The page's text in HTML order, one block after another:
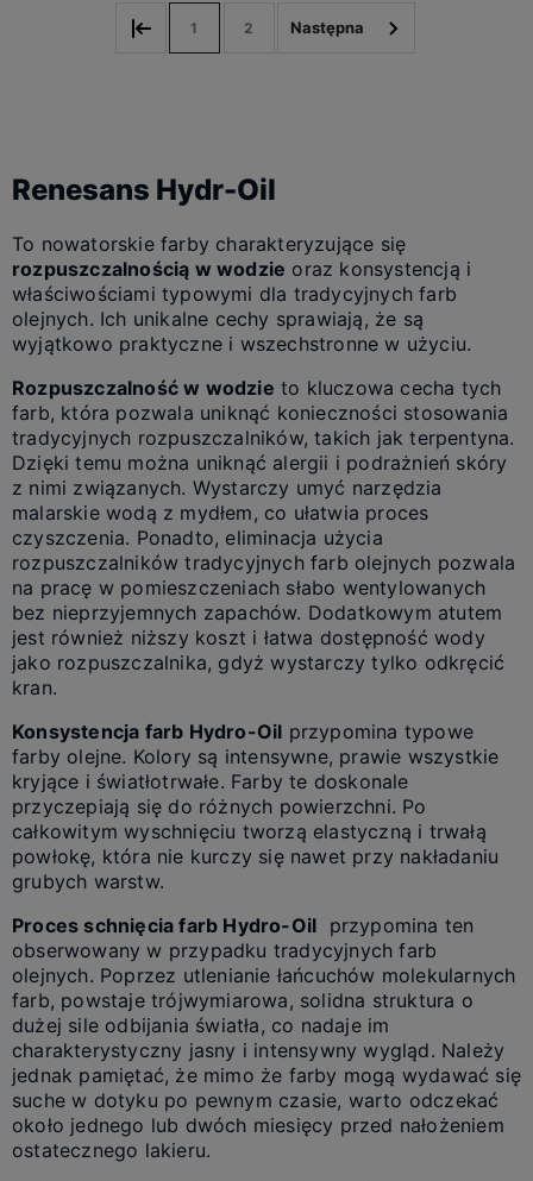
1 2
Renesans Hydr-Oil
To nowatorskie farby charakteryzujące się
rozpuszczalnością w wodzie oraz konsystencją i
właściwościami typowymi dla tradycyjnych farb
olejnych. Ich unikalne cechy sprawiają, że są
wyjątkowo praktyczne i wszechstronne w użyciu.
Rozpuszczalność w wodzie to kluczowa cecha tych
farb, która pozwala uniknąć konieczności stosowania
tradycyjnych rozpuszczalników, takich jak terpentyna.
Dzięki temu można uniknąć alergii i podrażnień skóry
z nimi związanych. Wystarczy umyć narzędzia
malarskie wodą z mydłem, co ułatwia proces
czyszczenia. Ponadto, eliminacja użycia
rozpuszczalników tradycyjnych farb olejnych pozwala
na pracę w pomieszczeniach słabo wentylowanych
bez nieprzyjemnych zapachów. Dodatkowym atutem
jest również niższy koszt i łatwa dostępność wody
jako rozpuszczalnika, gdyż wystarczy tylko odkręcić
kran.
Konsystencja farb Hydro-Oil przypomina typowe
farby olejne. Kolory są intensywne, prawie wszystkie
kryjące i światłotrwałe. Farby te doskonale
przyczepiają się do różnych powierzchni. Po
całkowitym wyschnięciu tworzą elastyczną i trwałą
powłokę, która nie kurczy się nawet przy nakładaniu
grubych warstw.
Proces schnięcia farb Hydro-Oil przypomina ten
obserwowany w przypadku tradycyjnych farb
olejnych. Poprzez utlenianie łańcuchów molekularnych
farb, powstaje trójwymiarowa, solidna struktura o
dużej sile odbijania światła, co nadaje im
charakterystyczny jasny i intensywny wygląd. Należy
jednak pamiętać, że mimo że farby mogą wydawać się
suche w dotyku po pewnym czasie, warto odczekać
około jednego lub dwóch miesięcy przed nałożeniem
ostatecznego lakieru.